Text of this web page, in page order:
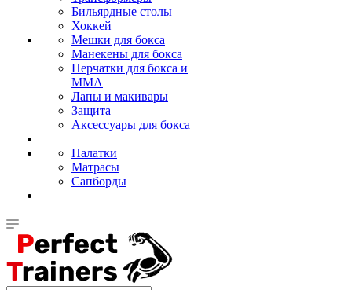
Бильярдные столы
Хоккей
Мешки для бокса
Манекены для бокса
Перчатки для бокса и
MMA
Лапы и макивары
Защита
Аксессуары для бокса
Палатки
Матрасы
Сапборды